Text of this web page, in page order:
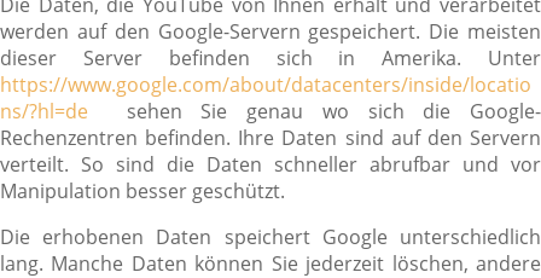
werden auf den Google-Servern gespeichert. Die meisten
dieser Server befinden sich in Amerika. Unter
https://www.google.com/about/datacenters/inside/locatio
ns/?hl=de sehen Sie genau wo sich die Google-
Rechenzentren befinden. Ihre Daten sind auf den Servern
verteilt. So sind die Daten schneller abrufbar und vor
Manipulation besser geschützt.
Die erhobenen Daten speichert Google unterschiedlich
lang. Manche Daten können Sie jederzeit löschen, andere